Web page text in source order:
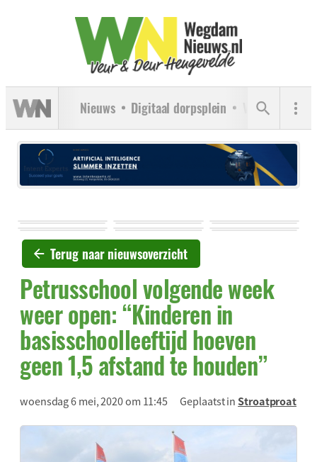
Nieuws Digitaal dorpsplein Verenigingen
Terug naar nieuwsoverzicht
Petrusschool volgende week
weer open: “Kinderen in
basisschoolleeftijd hoeven
geen 1,5 afstand te houden”
woensdag 6 mei, 2020 om 11:45 Geplaatst inStroatproat